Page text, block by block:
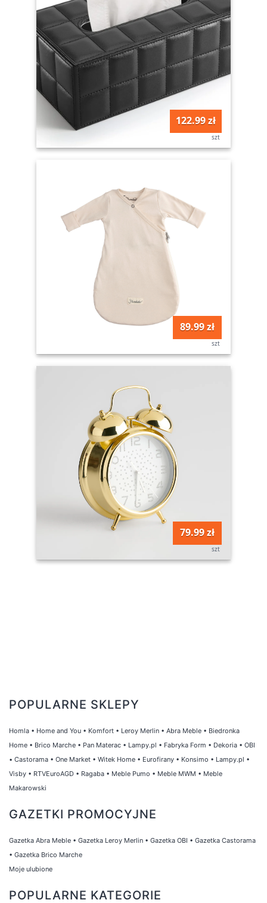
122.99 zł
szt
89.99 zł
szt
79.99 zł
szt
POPULARNE SKLEPY
Homla • Home and You • Komfort • Leroy Merlin • Abra Meble • Biedronka
Home • Brico Marche • Pan Materac • Lampy.pl • Fabryka Form • Dekoria • OBI
• Castorama • One Market • Witek Home • Eurofirany • Konsimo • Lampy.pl •
Visby • RTVEuroAGD • Ragaba • Meble Pumo • Meble MWM • Meble
Makarowski
GAZETKI PROMOCYJNE
Gazetka Abra Meble • Gazetka Leroy Merlin • Gazetka OBI • Gazetka Castorama
• Gazetka Brico Marche
Moje ulubione
POPULARNE KATEGORIE